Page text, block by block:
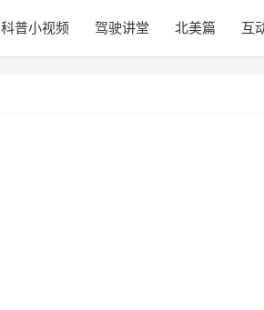
科普小视频 驾驶讲堂 北美篇 互